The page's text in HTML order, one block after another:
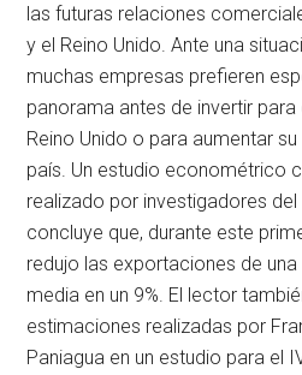
las futuras relaciones
y el Reino Unido. Ante una
muchas empresas prefieren
panorama antes de invertir
Reino Unido o para aumentar
país. Un estudio econométrico
realizado por investigadores
concluye que, durante este
redujo las exportaciones de
media en un 9%. El lector
estimaciones realizadas por
Paniagua en un estudio para el